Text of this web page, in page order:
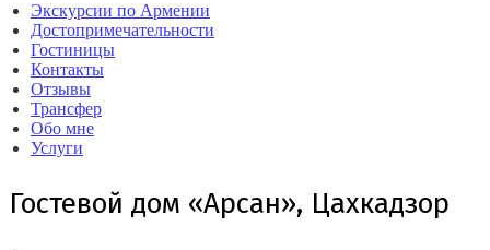
Экскурсии по Армении
Достопримечательности
Гостиницы
Контакты
Отзывы
Трансфер
Обо мне
Услуги
Гостевой дом «Арсан», Цахкадзор